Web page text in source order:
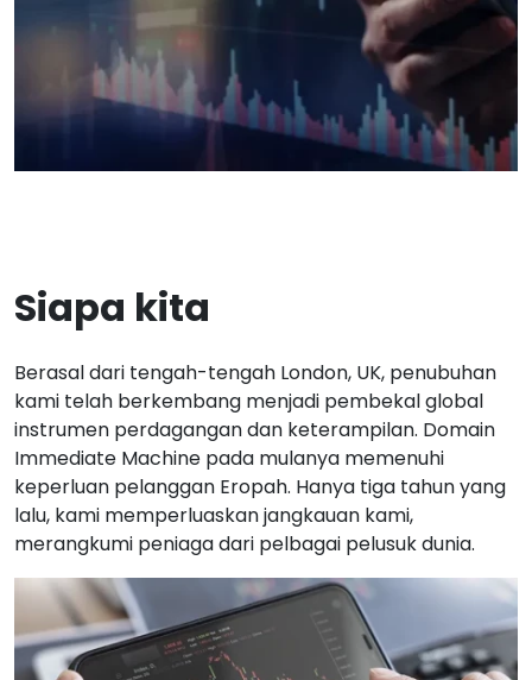
Siapa kita
Berasal dari tengah-tengah London, UK, penubuhan
kami telah berkembang menjadi pembekal global
instrumen perdagangan dan keterampilan. Domain
Immediate Machine pada mulanya memenuhi
keperluan pelanggan Eropah. Hanya tiga tahun yang
lalu, kami memperluaskan jangkauan kami,
merangkumi peniaga dari pelbagai pelusuk dunia.